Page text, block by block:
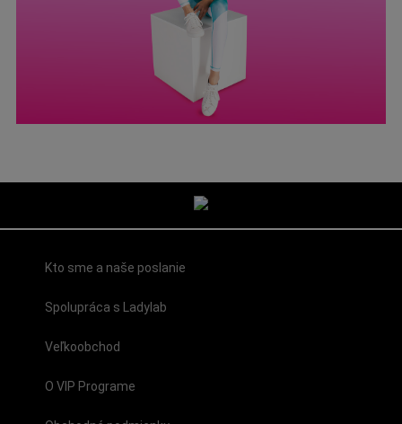
Kto sme a naše poslanie
Spolupráca s Ladylab
Veľkoobchod
O VIP Programe